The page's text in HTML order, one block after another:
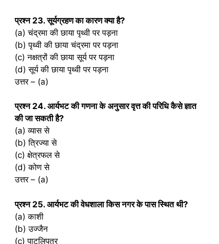
प्रश्‍न 23. सूर्यग्रहण का कारण क्या है?
(a) चंद्रमा की छाया पृथ्वी पर पड़ना
(b) पृथ्वी की छाया चंद्रमा पर पड़ना
(c) नक्षत्रों की छाया सूर्य पर पड़ना
(d) सूर्य की छाया पृथ्वी पर पड़ना
उत्तर – (a)
प्रश्‍न 24. आर्यभट की गणना के अनुसार वृत्त की परिधि कैसे ज्ञात
की जा सकती है?
(a) व्यास से
(b) त्रिज्या से
(c) क्षेत्रफल से
(d) कोण से
उत्तर – (a)
प्रश्‍न 25. आर्यभट की वेधशाला किस नगर के पास स्थित थी?
(a) काशी
(b) उज्जैन
(c) पाटलिपुत्र